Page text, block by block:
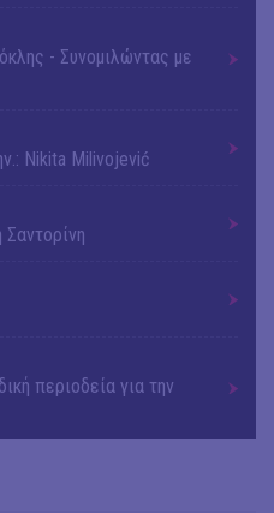
- Συνομιλώντας με
Nikita Milivojević
περιοδεία για την